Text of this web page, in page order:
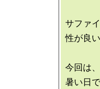
サファ
性が良
今回は
暑い日